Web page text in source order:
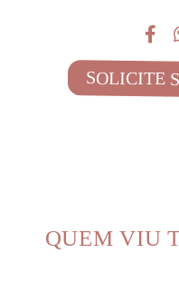
SOLICITE
QUEM VIU